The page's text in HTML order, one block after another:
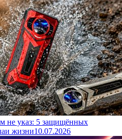
не указ: 5 защищённых
жизни10.07.2026